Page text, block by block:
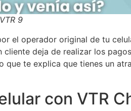
9
el operador original de tu
deja de realizar los
te explica que tienes un
con VTR